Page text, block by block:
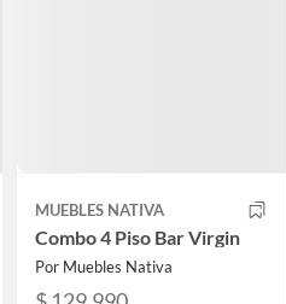
MUEBLES NATIVA
Combo 4 Piso Bar Virgin
Por Muebles Nativa